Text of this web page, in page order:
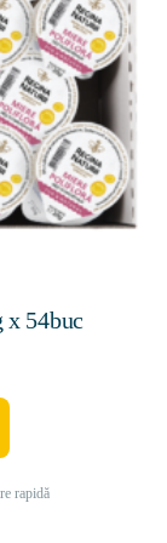
54buc
rapidă